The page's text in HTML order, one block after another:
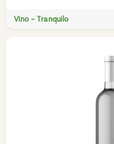
Vino - Tranquilo